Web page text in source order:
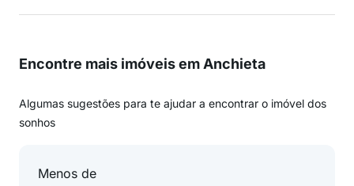
Encontre mais imóveis em Anchieta
Algumas sugestões para te ajudar a encontrar o imóvel dos
sonhos
Menos de